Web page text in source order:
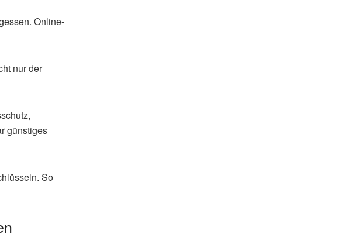
Online-
nur der
günstiges
So